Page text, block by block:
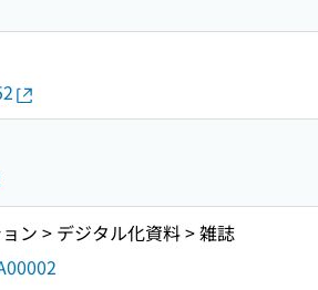
ン > デジタル化資料 > 雑誌